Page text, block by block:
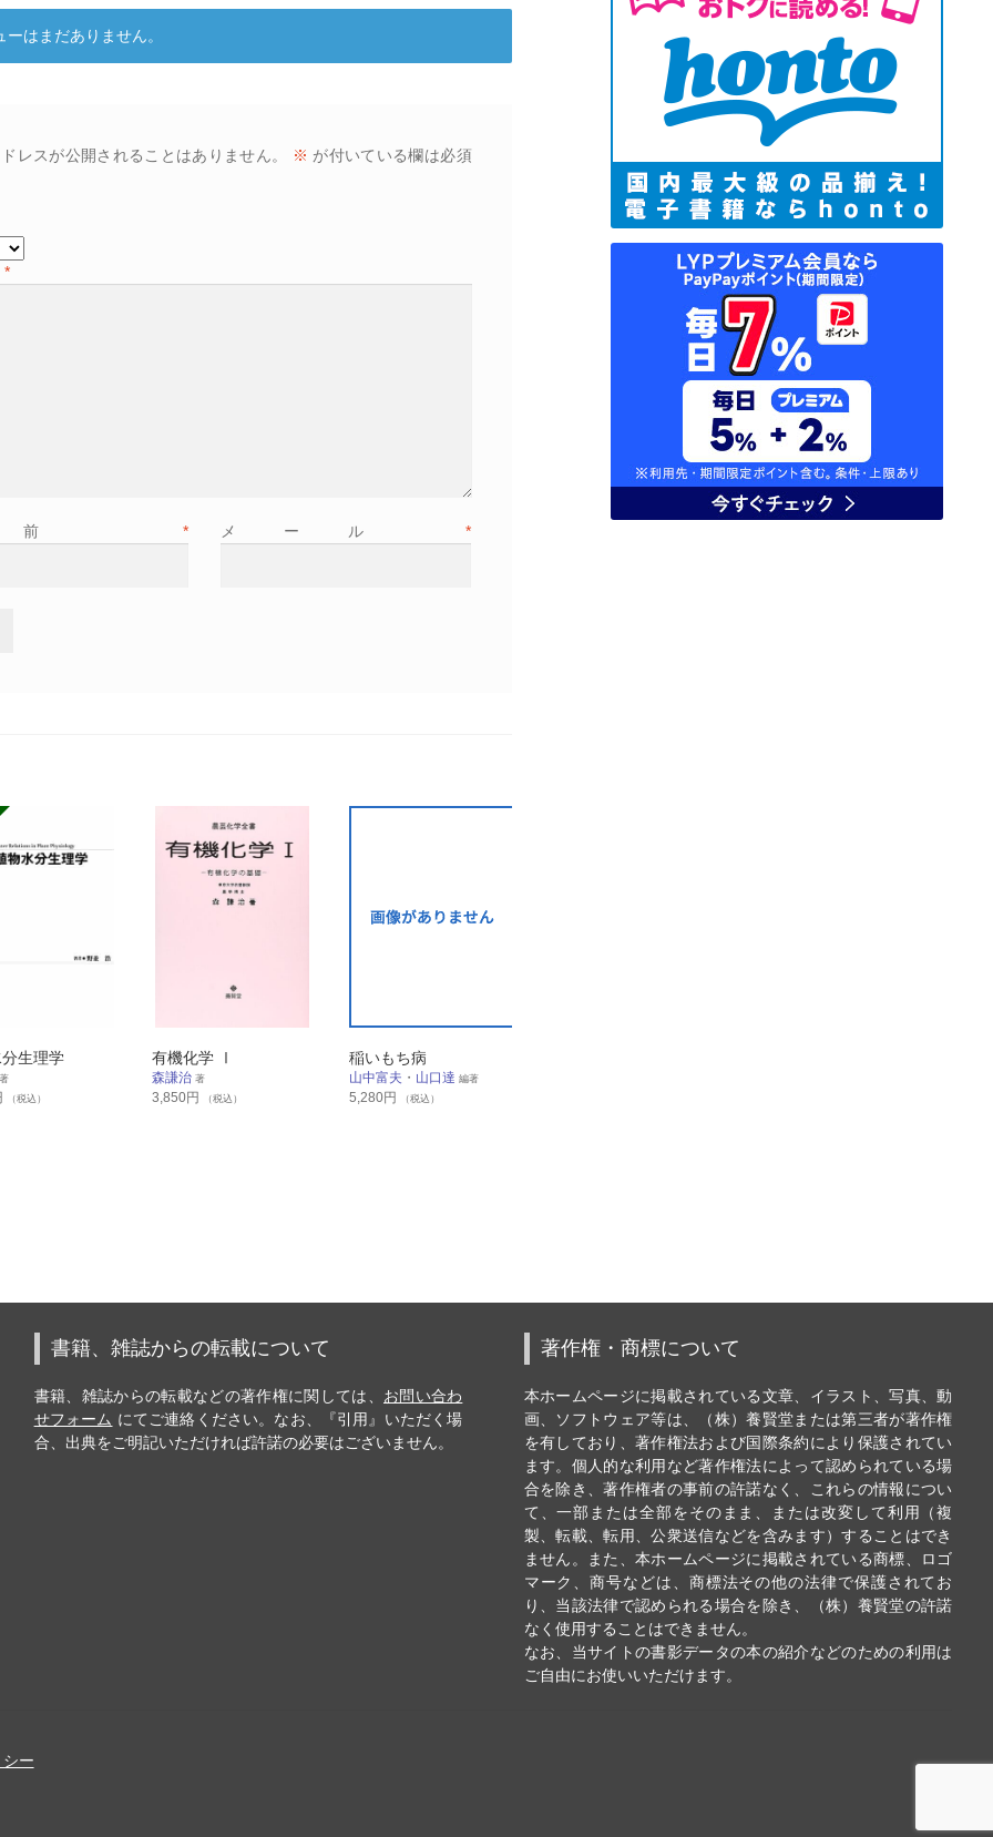
ーはまだありません。
レスが公開されることはありません。 ※ が付いている欄は必須
*
前* メール *
生理学
（税込）
有機化学 Ⅰ
森謙治 著
3,850円 （税込）
稲いもち病
山中富夫 ・ 山口達 編著
5,280円 （税込）
書籍、雑誌からの転載について
書籍、雑誌からの転載などの著作権に関しては、 お問い合わ
せフォーム にてご連絡ください。なお、『引用』いただく場
合、出典をご明記いただければ許諾の必要はございません。
著作権・商標について
本ホームページに掲載されている文章、イラスト、写真、動
画、ソフトウェア等は、（株）養賢堂または第三者が著作権
を有しており、著作権法および国際条約により保護されてい
ます。個人的な利用など著作権法によって認められている場
合を除き、著作権者の事前の許諾なく、これらの情報につい
て、一部または全部をそのまま、または改変して利用（複
製、転載、転用、公衆送信などを含みます）することはでき
ません。また、本ホームページに掲載されている商標、ロゴ
マーク、商号などは、商標法その他の法律で保護されてお
り、当該法律で認められる場合を除き、（株）養賢堂の許諾
なく使用することはできません。
なお、当サイトの書影データの本の紹介などのための利用は
ご自由にお使いいただけます。
ー